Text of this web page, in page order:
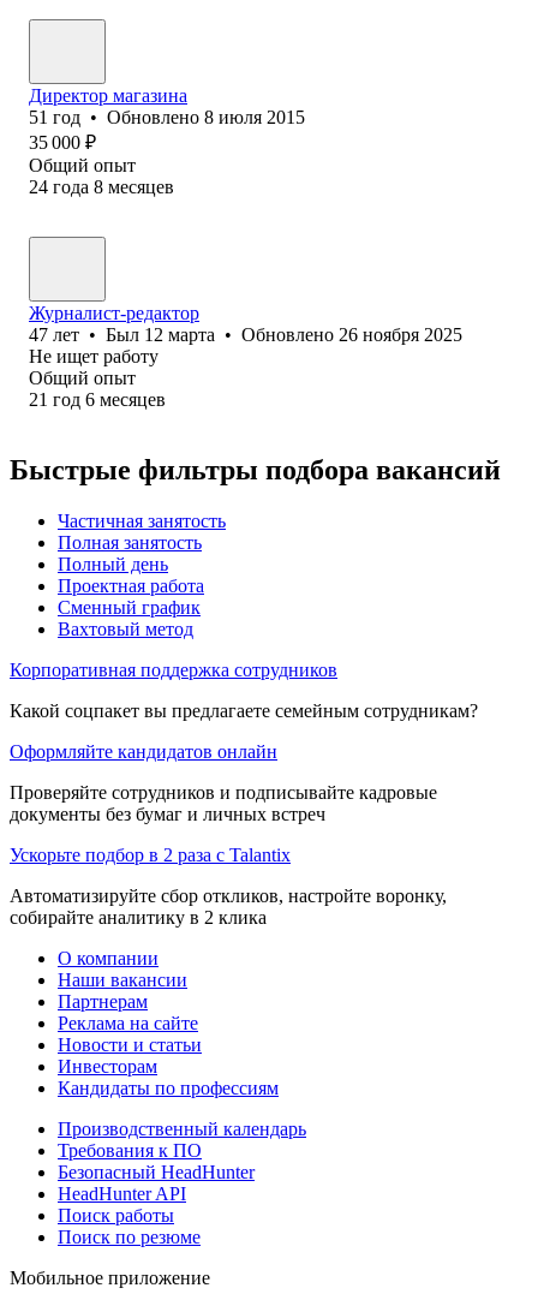
Директор магазина
51 год • Обновлено 8 июля 2015
35 000 ₽
Общий опыт
24 года 8 месяцев
Журналист-редактор
47 лет • Был 12 марта • Обновлено 26 ноября 2025
Не ищет работу
Общий опыт
21 год 6 месяцев
Быстрые фильтры подбора вакансий
Частичная занятость
Полная занятость
Полный день
Проектная работа
Сменный график
Вахтовый метод
Корпоративная поддержка сотрудников
Какой соцпакет вы предлагаете семейным сотрудникам?
Оформляйте кандидатов онлайн
Проверяйте сотрудников и подписывайте кадровые
документы без бумаг и личных встреч
Ускорьте подбор в 2 раза с Talantix
Автоматизируйте сбор откликов, настройте воронку,
собирайте аналитику в 2 клика
О компании
Наши вакансии
Партнерам
Реклама на сайте
Новости и статьи
Инвесторам
Кандидаты по профессиям
Производственный календарь
Требования к ПО
Безопасный HeadHunter
HeadHunter API
Поиск работы
Поиск по резюме
Мобильное приложение